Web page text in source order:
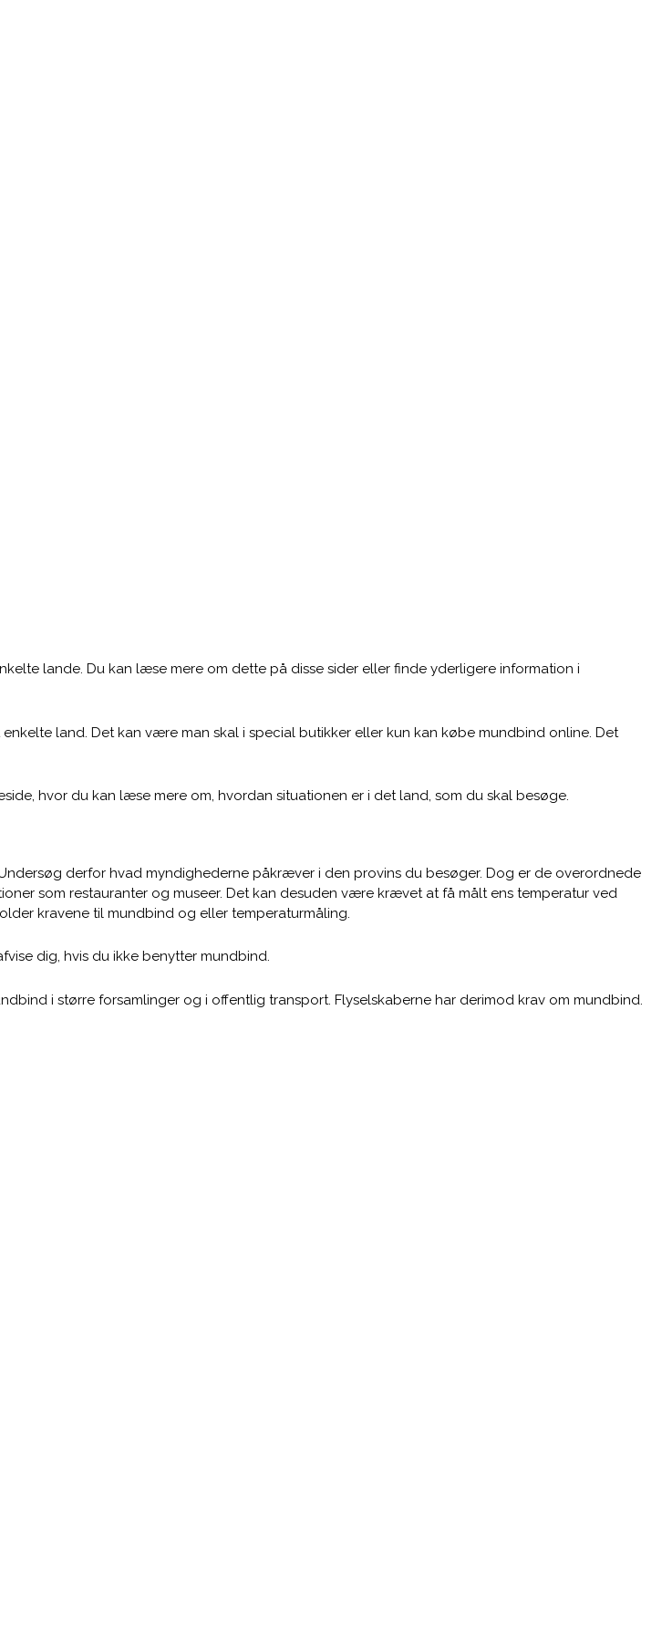
lande. Du kan læse mere om dette på disse sider eller finde yderligere information i
land. Det kan være man skal i special butikker eller kun kan købe mundbind online. Det
hvor du kan læse mere om, hvordan situationen er i det land, som du skal besøge.
derfor hvad myndighederne påkræver i den provins du besøger. Dog er de overordnede
som restauranter og museer. Det kan desuden være krævet at få målt ens temperatur ved
kravene til mundbind og eller temperaturmåling.
dig, hvis du ikke benytter mundbind.
i større forsamlinger og i offentlig transport. Flyselskaberne har derimod krav om mundbind.